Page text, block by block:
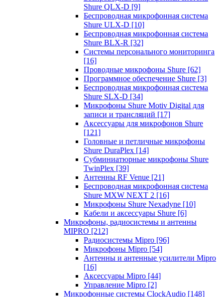
Shure QLX-D [9]
Беспроводная микрофонная система
Shure ULX-D [10]
Беспроводная микрофонная система
Shure BLX-R [32]
Системы персонального мониторинга
[16]
Проводные микрофоны Shure [62]
Программное обеспечение Shure [3]
Беспроводная микрофонная система
Shure SLX-D [34]
Микрофоны Shure Motiv Digital для
записи и трансляций [17]
Аксессуары для микрофонов Shure
[121]
Головные и петличные микрофоны
Shure DuraPlex [14]
Субминиатюрные микрофоны Shure
TwinPlex [39]
Антенны RF Venue [21]
Беспроводная микрофонная система
Shure MXW NEXT 2 [16]
Микрофоны Shure Nexadyne [10]
Кабели и аксессуары Shure [6]
Микрофоны, радиосистемы и антенны
MIPRO [212]
Радиосистемы Mipro [96]
Микрофоны Mipro [54]
Антенны и антенные усилители Mipro
[16]
Аксессуары Mipro [44]
Управление Mipro [2]
Микрофонные системы ClockAudio [148]